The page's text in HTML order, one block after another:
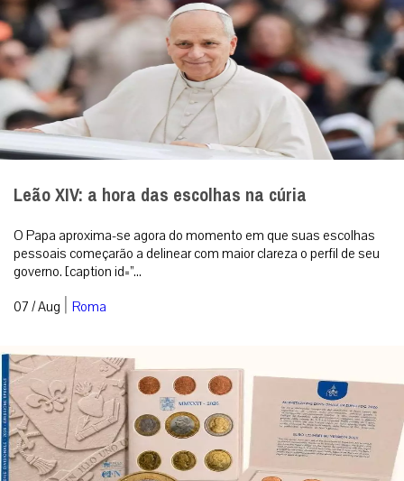
Leão XIV: a hora das escolhas na cúria
O Papa aproxima-se agora do momento em que suas escolhas
pessoais começarão a delinear com maior clareza o perfil de seu
governo. [caption id=”...
07 / Aug | Roma